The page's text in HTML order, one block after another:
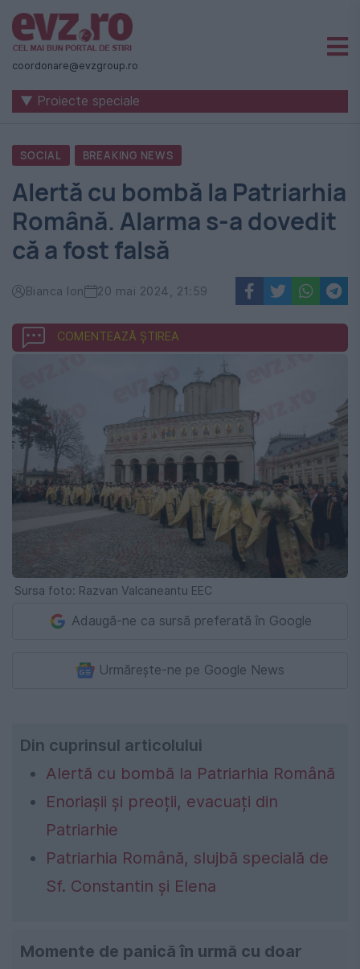
Știri
naționale
internaționale
România
-
Evenimentul
Zilei
coordonare@evzgroup.ro
▼ Proiecte speciale
SOCIAL BREAKING NEWS
Alertă cu bombă la Patriarhia
Română. Alarma s-a dovedit
că a fost falsă
Bianca Ion 20 mai 2024, 21:59
COMENTEAZĂ ȘTIREA
Sursa foto: Razvan Valcaneantu EEC
Adaugă-ne ca sursă preferată în Google
Urmărește-ne pe Google News
Din cuprinsul articolului
Alertă cu bombă la Patriarhia Română
Enoriașii și preoții, evacuați din
Patriarhie
Patriarhia Română, slujbă specială de
Sf. Constantin și Elena
Momente de panică în urmă cu doar